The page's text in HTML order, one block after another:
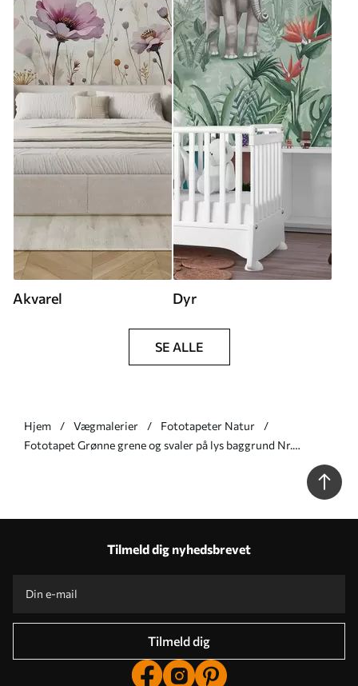
Akvarel Dyr
SE ALLE
Hjem Vægmalerier
Fototapeter Natur
Fototapet Grønne grene og svaler på lys baggrund Nr.
Tilmeld dig nyhedsbrevet
Tilmeld dig